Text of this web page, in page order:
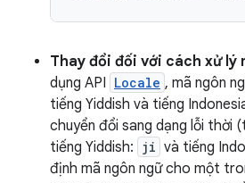
Thay đổi đối với cách xử lý
dụng API Locale , mã ngôn
tiếng Yiddish và tiếng
chuyển đổi sang dạng lỗi thời
tiếng Yiddish: ji và tiếng
định mã ngôn ngữ cho một